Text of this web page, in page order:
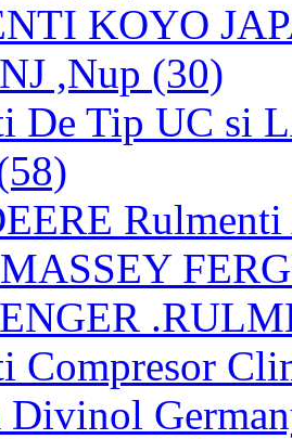
KOYO
,Nup (30)
De Tip UC si
Compresor
Divinol